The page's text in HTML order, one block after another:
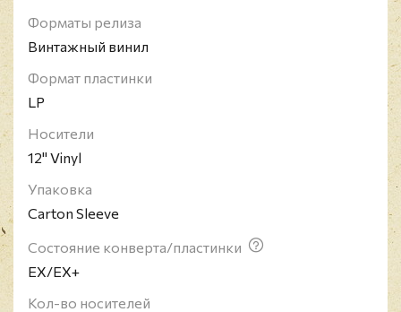
Форматы релиза
Винтажный винил
Формат пластинки
LP
Носители
12" Vinyl
Упаковка
Carton Sleeve
Состояние конверта/пластинки
EX/EX+
Кол-во носителей